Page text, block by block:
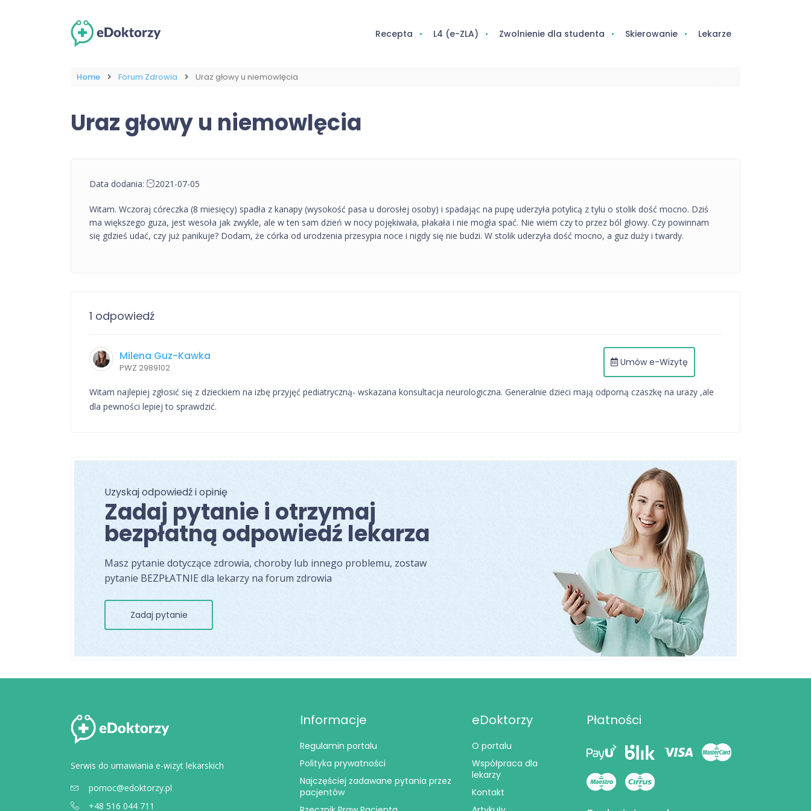
Recepta L4 (e-ZLA) Zwolnienie dla studenta Skierowanie Lekarze
Home Forum Zdrowia Uraz głowy u niemowlęcia
Uraz głowy u niemowlęcia
Data dodania: 2021-07-05
Witam. Wczoraj córeczka (8 miesięcy) spadła z kanapy (wysokość pasa u dorosłej osoby) i spadając na pupę uderzyła potylicą z tylu o stolik dość mocno. Dziś
ma większego guza, jest wesoła jak zwykle, ale w ten sam dzień w nocy pojękiwała, płakała i nie mogła spać. Nie wiem czy to przez ból głowy. Czy powinnam
się gdzieś udać, czy już panikuje? Dodam, że córka od urodzenia przesypia noce i nigdy się nie budzi. W stolik uderzyła dość mocno, a guz duży i twardy.
1 odpowiedź
Milena Guz-Kawka
PWZ 2989102 Umów e-Wizytę
Witam najlepiej zgłosić się z dzieckiem na izbę przyjęć pediatryczną- wskazana konsultacja neurologiczna. Generalnie dzieci mają odporną czaszkę na urazy ,ale
dla pewności lepiej to sprawdzić.
Uzyskaj odpowiedź i opinię
Zadaj pytanie i otrzymaj
bezpłatną odpowiedź lekarza
Masz pytanie dotyczące zdrowia, choroby lub innego problemu, zostaw
pytanie BEZPŁATNIE dla lekarzy na forum zdrowia
Zadaj pytanie
Serwis do umawiania e-wizyt lekarskich
pomoc@edoktorzy.pl
+48 516 044 711
Informacje
Regulamin portalu
Polityka prywatności
Najczęściej zadawane pytania przez
pacjentów
eDoktorzy
O portalu
Współpraca dla
lekarzy
Kontakt
Płatności